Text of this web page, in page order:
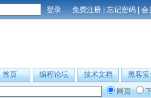
免费注册 | 忘记密码 | 会
首页 编程论坛 技术文档
黑客安
网页